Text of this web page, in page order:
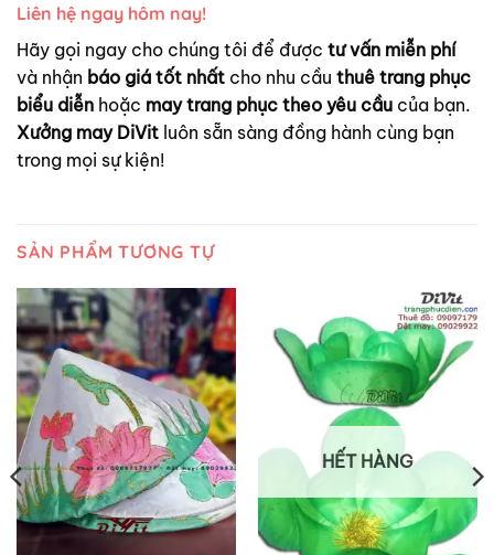
Liên hệ ngay hôm nay!
Hãy gọi ngay cho chúng tôi để được tư vấn miễn phí
và nhận báo giá tốt nhất cho nhu cầu thuê trang phục
biểu diễn hoặc may trang phục theo yêu cầu của bạn.
Xưởng may DiVit luôn sẵn sàng đồng hành cùng bạn
trong mọi sự kiện!
SẢN PHẨM TƯƠNG TỰ
HẾT HÀNG